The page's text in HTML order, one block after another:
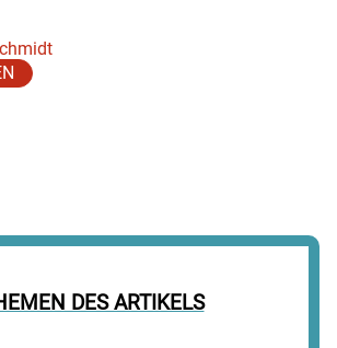
DES ARTIKELS